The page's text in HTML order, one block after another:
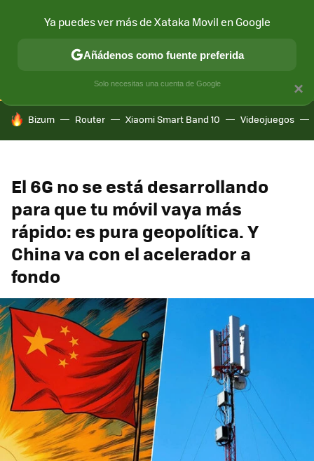
CONECTIVIDAD MÓVIL Y SOCIEDAD APLICACIONES
HOY SE HABLA DE
Bizum Router Xiaomi Smart Band 10 Videojuegos
El 6G no se está desarrollando
para que tu móvil vaya más
rápido: es pura geopolítica. Y
China va con el acelerador a
fondo
×
Ya puedes ver más de Xataka Movil en Google
Añádenos como fuente preferida
Solo necesitas una cuenta de Google